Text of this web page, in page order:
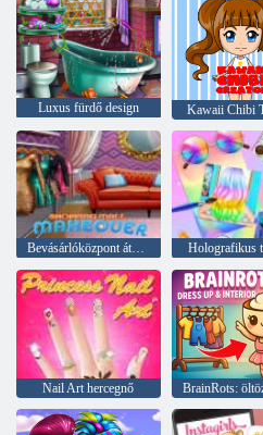
Luxus fürdő design Kawaii Chibi
Bevásárlóközpont átalakítása Holografikus
Nail Art hercegnő